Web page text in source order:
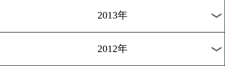
2022年
2021年